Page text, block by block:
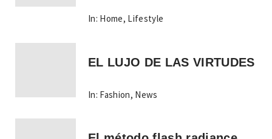
In: Home, Lifestyle
EL LUJO DE LAS VIRTUDES
In: Fashion, News